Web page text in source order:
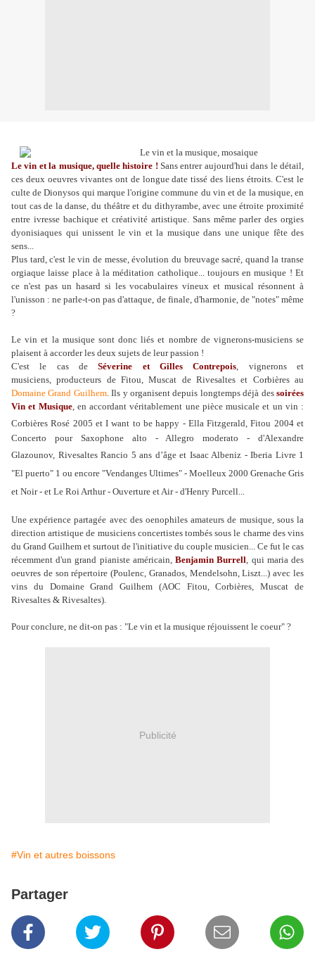
Le vin et la musique, quelle histoire ! Sans entrer aujourd'hui dans le détail,
ces deux oeuvres vivantes ont de longue date tissé des liens étroits. C'est le
culte de Dionysos qui marque l'origine commune du vin et de la musique, en
tout cas de la danse, du théâtre et du dithyrambe, avec une étroite proximité
entre ivresse bachique et créativité artistique. Sans même parler des orgies
dyonisiaques qui unissent le vin et la musique dans une unique fête des
sens...
Plus tard, c'est le vin de messe, évolution du breuvage sacré, quand la transe
orgiaque laisse place à la méditation catholique... toujours en musique ! Et
ce n'est pas un hasard si les vocabulaires vineux et musical résonnent à
l'unisson : ne parle-t-on pas d'attaque, de finale, d'harmonie, de "notes" même
?
Le vin et la musique sont donc liés et nombre de vignerons-musiciens se
plaisent à accorder les deux sujets de leur passion !
C'est le cas deSéverine et Gilles Contrepois, vignerons et
musiciens, producteurs de Fitou, Muscat de Rivesaltes et Corbières au
Domaine Grand Guilhem.Ils y organisent depuis longtemps déjà dessoirées
Vin et Musique, en accordant véritablement une pièce musicale et un vin :
Corbières Rosé 2005 et I want to be happy - Ella Fitzgerald, Fitou 2004 et
Concerto pour Saxophone alto - Allegro moderato - d'Alexandre
Glazounov, Rivesaltes Rancio 5 ans d’âge et Isaac Albeniz - Iberia Livre 1
"El puerto" 1 ou encore "Vendanges Ultimes" - Moelleux 2000 Grenache Gris
et Noir - et Le Roi Arthur - Ouverture et Air - d'Henry Purcell...
Une expérience partagée avec des oenophiles amateurs de musique, sous la
direction artistique de musiciens concertistes tombés sous le charme des vins
du Grand Guilhem et surtout de l'initiative du couple musicien... Ce fut le cas
récemment d'un grand pianiste américain,Benjamin Burrell, qui maria des
oeuvres de son répertoire (Poulenc, Granados, Mendelsohn, Liszt...) avec les
vins du Domaine Grand Guilhem (AOC Fitou, Corbières, Muscat de
Rivesaltes & Rivesaltes).
Pour conclure, ne dit-on pas : "Le vin et la musique réjouissent le coeur" ?
Publicité
#Vin et autres boissons
Partager